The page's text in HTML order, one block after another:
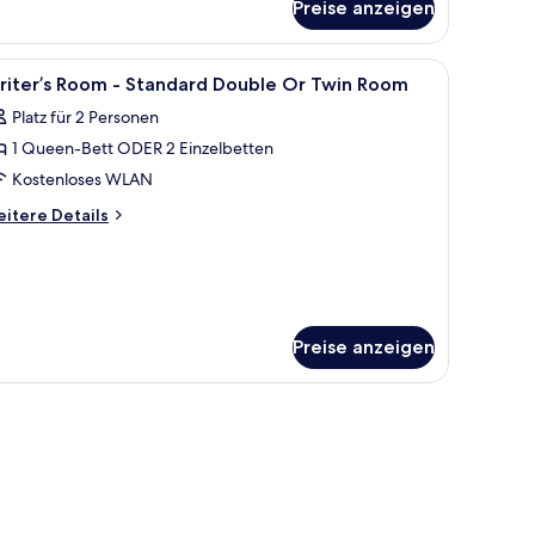
Preise anzeigen
mit Lampe und Stuhl. Ein modernes Hotelzimmer mit einem
4 Room - Standard Double Or Twin Room
Platz für 2 Personen
1 Queen-Bett ODER 2 Einzelbetten
Kostenloses WLAN
Details
Preise anzeigen